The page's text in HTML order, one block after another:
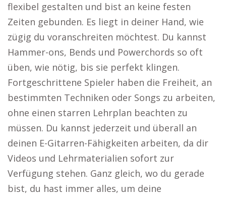
flexibel gestalten und bist an keine festen
Zeiten gebunden. Es liegt in deiner Hand, wie
zügig du voranschreiten möchtest. Du kannst
Hammer-ons, Bends und Powerchords so oft
üben, wie nötig, bis sie perfekt klingen.
Fortgeschrittene Spieler haben die Freiheit, an
bestimmten Techniken oder Songs zu arbeiten,
ohne einen starren Lehrplan beachten zu
müssen. Du kannst jederzeit und überall an
deinen E-Gitarren-Fähigkeiten arbeiten, da dir
Videos und Lehrmaterialien sofort zur
Verfügung stehen. Ganz gleich, wo du gerade
bist, du hast immer alles, um deine